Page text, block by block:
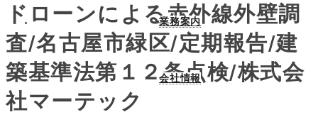
業務案内
会社情報
ドローンによる赤外線外壁調
査/名古屋市緑区/定期報告/建
築基準法第１２条点検/株式会
社マーテック